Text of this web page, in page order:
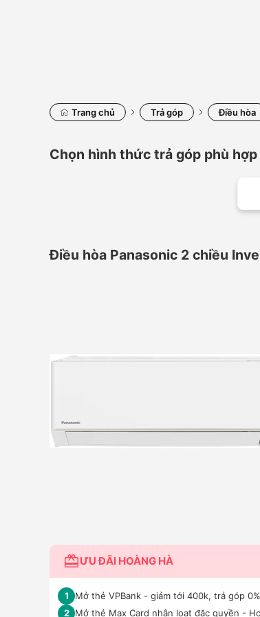
Trang chủ Trả góp Điều hòa
Chọn hình thức trả góp phù hợp
Điều hòa Panasonic 2 chiều
ƯU ĐÃI HOÀNG HÀ
1 Mở thẻ VPBank - giảm tới 400k, trả góp
2 Mở thẻ Max Card nhận loạt đặc quyền -